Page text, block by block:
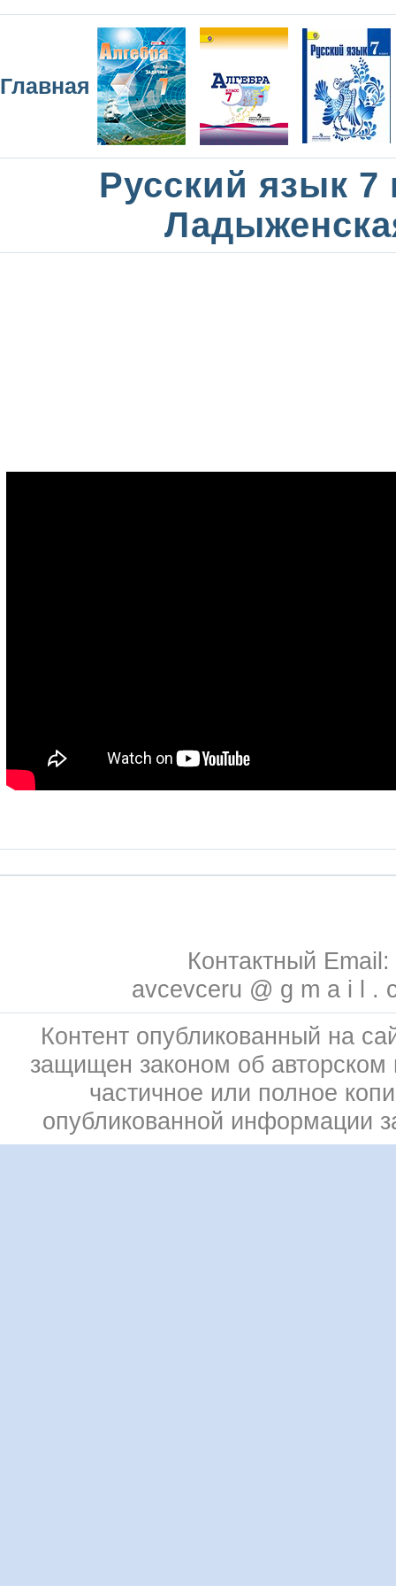
Главная
Русский язык 7
Контактный Email:
avcevceru @ g m a i l .
Контент опубликованный на
защищен законом об
частичное или полное
опубликованной информации